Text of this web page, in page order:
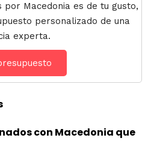
por Macedonia es de tu gusto,
personalizado de una
experta.
con Macedonia que